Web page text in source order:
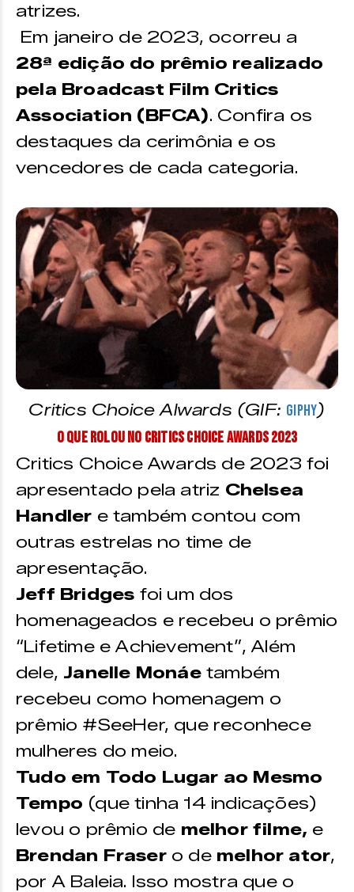
atrizes.
Em janeiro de 2023, ocorreu a
28ª edição do prêmio realizado
pela Broadcast Film Critics
Association (BFCA). Confira os
destaques da cerimônia e os
vencedores de cada categoria.
Critics Choice Alwards (GIF: Giphy)
O que rolou no Critics Choice Awards 2023
Critics Choice Awards de 2023 foi
apresentado pela atriz Chelsea
Handler e também contou com
outras estrelas no time de
apresentação.
Jeff Bridges foi um dos
homenageados e recebeu o prêmio
“Lifetime e Achievement”, Além
dele, Janelle Monáetambém
recebeu como homenagem o
prêmio #SeeHer, que reconhece
mulheres do meio.
Tudo em Todo Lugar ao Mesmo
Tempo (que tinha 14 indicações)
levou o prêmio de melhor filme, e
Brendan Fraser o de melhor ator,
por A Baleia. Isso mostra que o